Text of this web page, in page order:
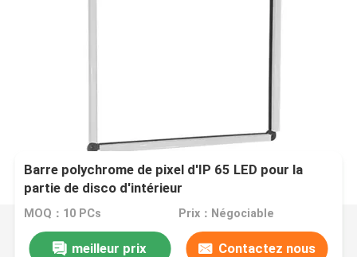
Barre polychrome de pixel d'IP 65 LED pour la
partie de disco d'intérieur
MOQ：10 PCs Prix：Négociable
meilleur prix Contactez nous